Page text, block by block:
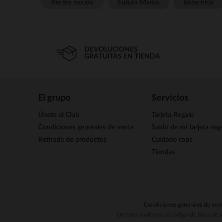
DEVOLUCIONES
GRATUITAS EN TIENDA
El grupo
Únete al Club
Condiciones generales de venta
Retirada de productos
Servicios
Tarjeta Regalo
Saldo de mi tarjeta
Cuidado ropa
Tiendas
Condiciones generales de